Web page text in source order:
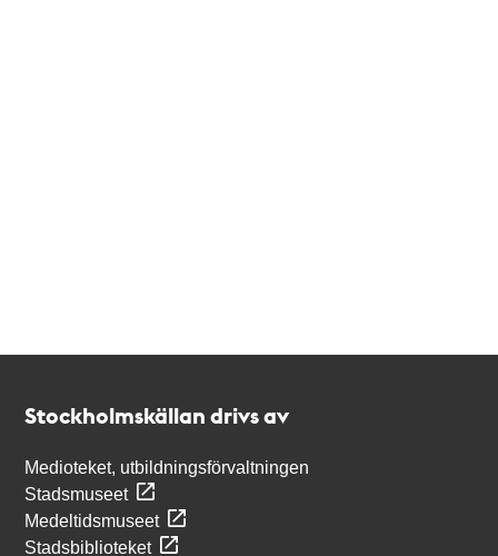
Stockholmskällan drivs av
Medioteket, utbildningsförvaltningen
Stadsmuseet
Medeltidsmuseet
Stadsbiblioteket